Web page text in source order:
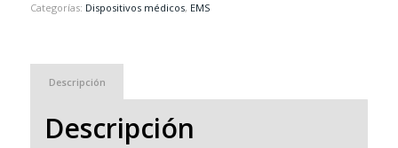
Categorías: Dispositivos médicos, EMS
Descripción
Descripción